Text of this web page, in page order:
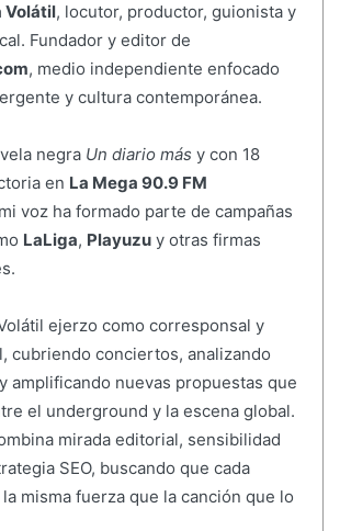
Volátil, locutor, productor, guionista y
Fundador y editor de
, medio independiente enfocado
y cultura contemporánea.
negra Un diario más y con 18
en La Mega 90.9 FM
voz ha formado parte de campañas
LaLiga, Playuzuy otras firmas
ejerzo como corresponsal y
cubriendo conciertos, analizando
amplificando nuevas propuestas que
el underground y la escena global.
mirada editorial, sensibilidad
SEO, buscando que cada
misma fuerza que la canción que lo